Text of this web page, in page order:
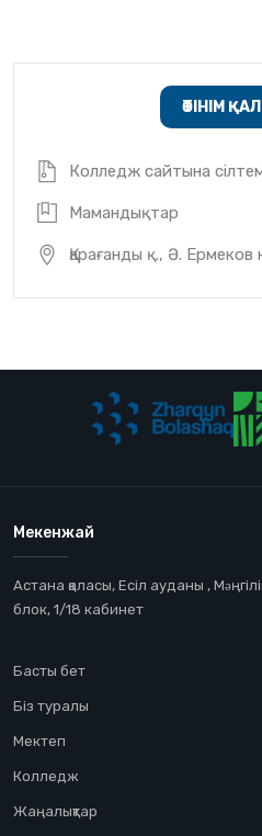
ӨТІНІМ
Колледж сайтына
Мамандықтар
Қарағанды қ., Ә. Ермеков
Мекенжай
Астана қаласы, Есіл ауданы ,
блок, 1/18 кабинет
Басты бет
Біз туралы
Мектеп
Колледж
Жаңалықтар